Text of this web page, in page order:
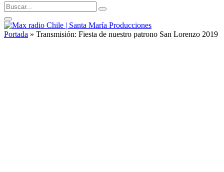
Portada » Transmisión: Fiesta de nuestro patrono San Lorenzo 2019